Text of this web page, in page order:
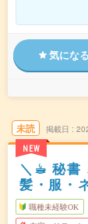
気にな
未読
NEW
掲載日
＼☕︎ 秘書
髪・服・
職種未経験OK